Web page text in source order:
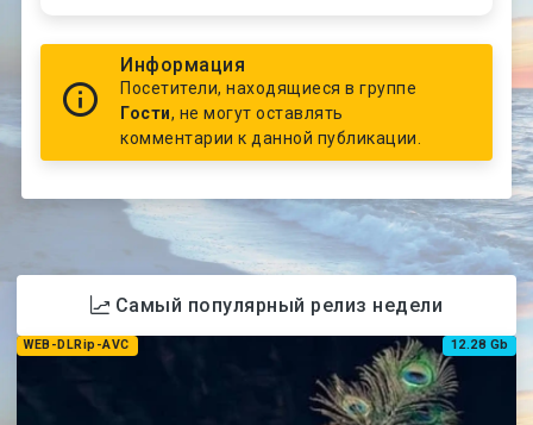
Информация
Посетители, находящиеся в группе
Гости, не могут оставлять
комментарии к данной публикации.
Самый популярный релиз недели
WEB-DLRip-AVC 12.28 Gb